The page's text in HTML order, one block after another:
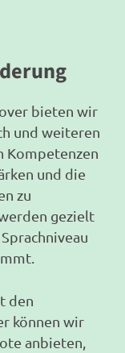
bieten wir
und weiteren
Kompetenzen
und die
zu
gezielt
den
können wir
anbieten,